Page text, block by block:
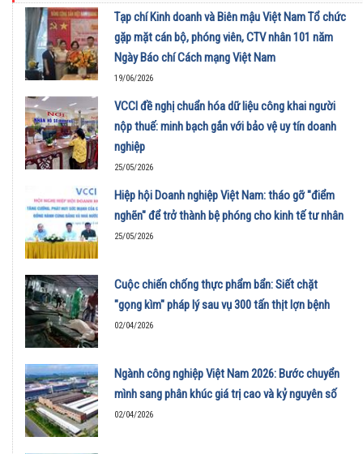
Tạp chí Kinh doanh và Biên mậu Việt Nam Tổ chức
gặp mặt cán bộ, phóng viên, CTV nhân 101 năm
Ngày Báo chí Cách mạng Việt Nam
19/06/2026
VCCI đề nghị chuẩn hóa dữ liệu công khai người
nộp thuế: minh bạch gắn với bảo vệ uy tín doanh
nghiệp
25/05/2026
Hiệp hội Doanh nghiệp Việt Nam: tháo gỡ "điểm
nghẽn" để trở thành bệ phóng cho kinh tế tư nhân
25/05/2026
Cuộc chiến chống thực phẩm bẩn: Siết chặt
"gọng kìm" pháp lý sau vụ 300 tấn thịt lợn bệnh
02/04/2026
Ngành công nghiệp Việt Nam 2026: Bước chuyển
mình sang phân khúc giá trị cao và kỷ nguyên số
02/04/2026